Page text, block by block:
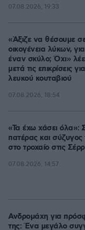
07.08.2026, 19:33
«Άξιζε να θέσουμε
οικογένεια λύκων,
έναν σκύλο; Όχι»
μετά τις επικρίσεις
λευκού κουταβιού
07.08.2026, 18:54
«Τα έχω χάσει όλα»:
πατέρας και
στο τροχαίο στις
07.08.2026, 14:57
Ανδρομάχη για
της: Ένα μεγάλο